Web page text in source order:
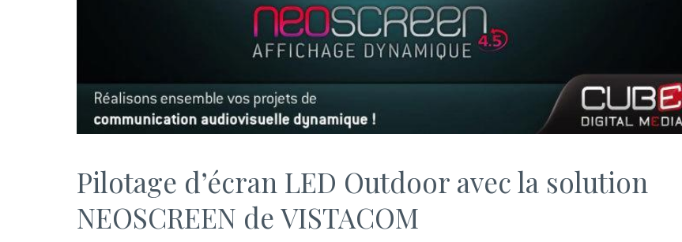
Pilotage d’écran LED Outdoor avec la solution
NEOSCREEN de VISTACOM